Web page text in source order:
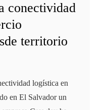
conectividad
territorio
logística en
en El Salvador un